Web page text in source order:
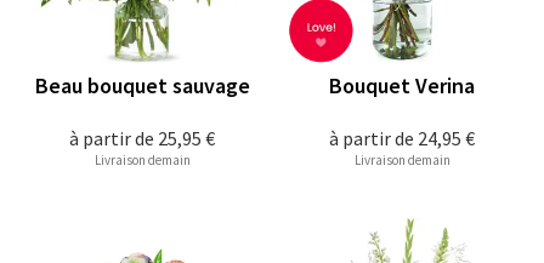
à partir de 25,95 €
Beau bouquet sauvage
Livraison demain
à partir de 24,95 €
Bouquet Verina
Livraison demain